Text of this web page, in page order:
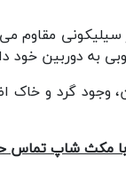
سیلیکونی مقاوم
به دوربین خود
وجود گرد و
با مکث شاپ تماس